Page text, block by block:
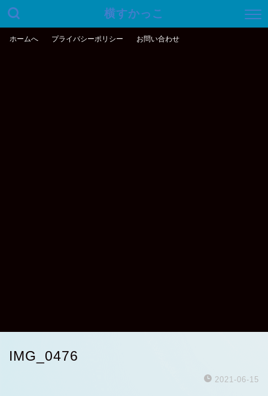
横すかっこ
ホームへ プライバシーポリシー お問い合わせ
IMG_0476
2021-06-15